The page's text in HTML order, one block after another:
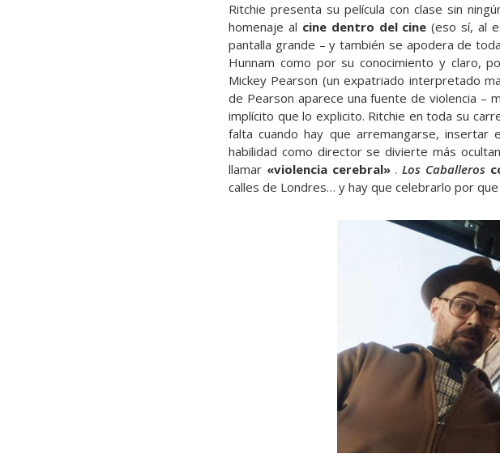
Ritchie presenta su película con clase sin
homenaje al cine dentro del cine (eso sí, al
pantalla grande – y también se apodera de
Hunnam como por su conocimiento y claro,
Mickey Pearson (un expatriado interpretado
de Pearson aparece una fuente de violencia –
implícito que lo explicito. Ritchie en toda su
falta cuando hay que arremangarse,
habilidad como director se divierte más
llamar «violencia cerebral».Los Caballeros
calles de Londres… y hay que celebrarlo por